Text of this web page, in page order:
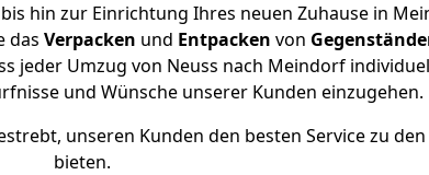
hin zur Einrichtung Ihres neuen Zuhause in
das Verpacken und Entpacken von
jeder Umzug von Neuss nach Meindorf
und Wünsche unserer Kunden einzugehen.
unseren Kunden den besten Service zu den
bieten.